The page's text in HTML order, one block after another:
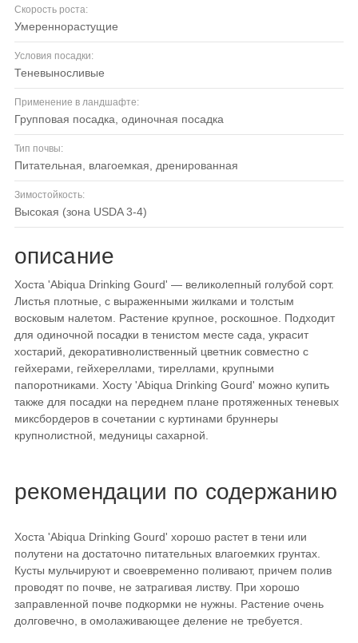
Скорость роста:
умереннорастущие
Условия посадки:
теневыносливые
Применение в ландшафте:
групповая посадка, одиночная посадка
Тип почвы:
питательная, влагоемкая, дренированная
Зимостойкость:
высокая (зона USDA 3-4)
описание
Хоста 'Abiqua Drinking Gourd' — великолепный голубой сорт.
Листья плотные, с выраженными жилками и толстым
восковым налетом. Растение крупное, роскошное. Подходит
для одиночной посадки в тенистом месте сада, украсит
хостарий, декоративнолиственный цветник совместно с
гейхерами, гейхереллами, тиреллами, крупными
папоротниками. Хосту 'Abiqua Drinking Gourd' можно купить
также для посадки на переднем плане протяженных теневых
миксбордеров в сочетании с куртинами бруннеры
крупнолистной, медуницы сахарной.
рекомендации по содержанию
Хоста 'Abiqua Drinking Gourd' хорошо растет в тени или
полутени на достаточно питательных влагоемких грунтах.
Кусты мульчируют и своевременно поливают, причем полив
проводят по почве, не затрагивая листву. При хорошо
заправленной почве подкормки не нужны. Растение очень
долговечно, в омолаживающее деление не требуется.